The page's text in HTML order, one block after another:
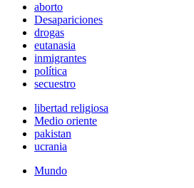
aborto
Desapariciones
drogas
eutanasia
inmigrantes
política
secuestro
libertad religiosa
Medio oriente
pakistan
ucrania
Mundo